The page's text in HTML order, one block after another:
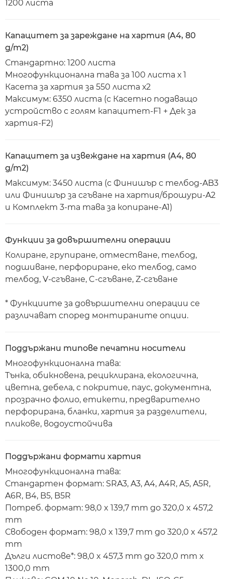
1200 листа
Капацитет за зареждане на хартия (A4, 80
g/m2)
Стандартно: 1200 листа
Многофункционална тава за 100 листа х 1
Касета за хартия за 550 листа х2
Максимум: 6350 листа (с Касетно подаващо
устройство с голям капацитет-F1 + Дек за
хартия-F2)
Капацитет за извеждане на хартия (A4, 80
g/m2)
Максимум: 3450 листа (с Финишър с телбод-AB3
или Финишър за сгъване на хартия/брошури-A2
и Комплект 3-та тава за копиране-A1)
Функции за довършителни операции
Колиране, групиране, отместване, телбод,
подшиване, перфориране, еко телбод, само
телбод, V-сгъване, C-сгъване, Z-сгъване
* Функциите за довършителни операции се
различават според монтираните опции.
Поддържани типове печатни носители
Многофункционална тава:
Тънка, обикновена, рециклирана, екологична,
цветна, дебела, с покритие, паус, документна,
прозрачно фолио, етикети, предварително
перфорирана, бланки, хартия за разделители,
пликове, водоустойчива
Поддържани формати хартия
Многофункционална тава:
Стандартен формат: SRA3, A3, A4, A4R, A5, A5R,
A6R, B4, B5, B5R
Потреб. формат: 98,0 x 139,7 mm до 320,0 x 457,2
mm
Свободен формат: 98,0 x 139,7 mm до 320,0 x 457,2
mm
Дълги листове*: 98,0 x 457,3 mm до 320,0 mm x
1300,0 mm